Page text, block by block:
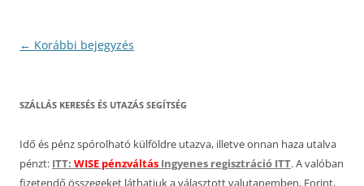
Bejegyzés
← Korábbi bejegyzés
SZÁLLÁS KERESÉS ÉS UTAZÁS SEGÍTSÉG
Idő és pénz spórolható külföldre utazva, illetve onnan haza utalva
pénzt: ITT: WISE pénzváltás Ingyenes regisztráció ITT. A valóban
fizetendő összegeket láthatjuk a választott valutanemben, Forint,